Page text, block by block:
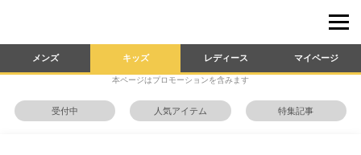
メンズ キッズ レディース マイページ
本ページはプロモーションを含みます
受付中 人気アイテム 特集記事